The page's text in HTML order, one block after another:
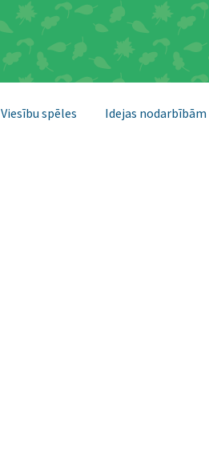
Viesību spēles Idejas nodarbībām